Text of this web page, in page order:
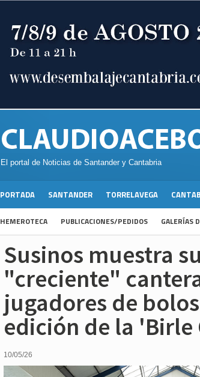
El portal de Noticias de Santander y Cantabria
PORTADA SANTANDER TORRELAVEGA
HEMEROTECA PUBLICACIONES/PEDIDOS GALERÍAS
Susinos muestra
"creciente"
jugadores de
edición de la 'Birle
10/05/26